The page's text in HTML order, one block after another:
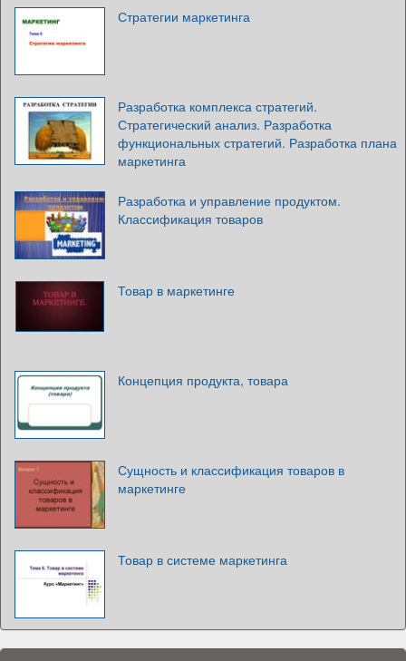
Стратегии маркетинга
Разработка комплекса стратегий.
Стратегический анализ. Разработка
функциональных стратегий. Разработка плана
маркетинга
Разработка и управление продуктом.
Классификация товаров
Товар в маркетинге
Концепция продукта, товара
Сущность и классификация товаров в
маркетинге
Товар в системе маркетинга